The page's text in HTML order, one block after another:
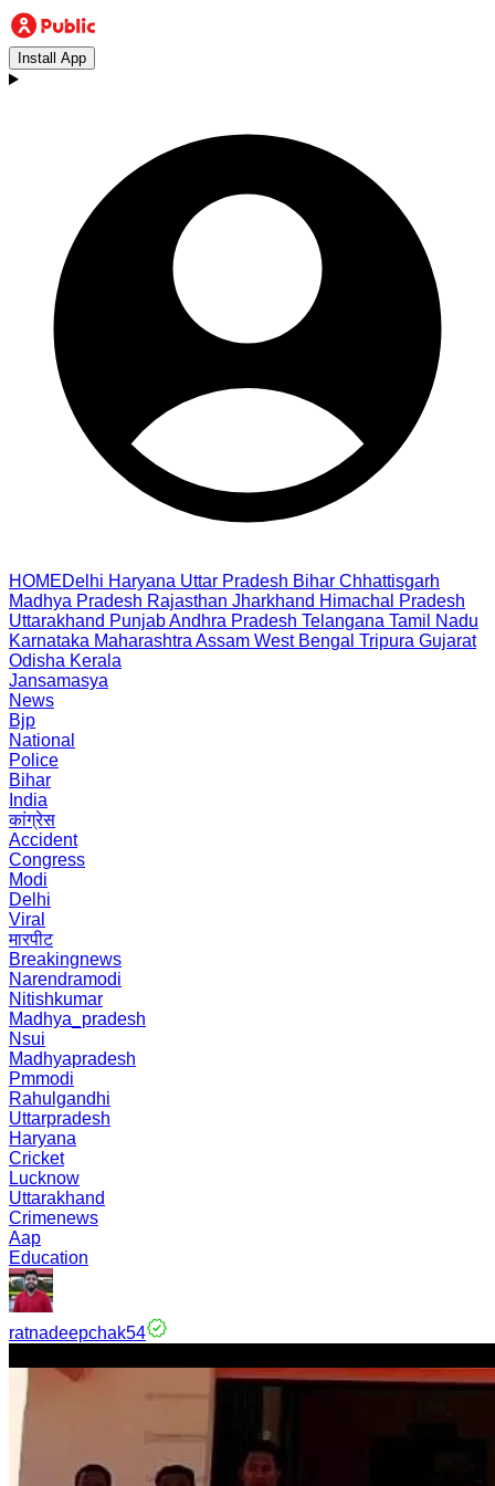
Install App
HOMEDelhi Haryana Uttar Pradesh Bihar Chhattisgarh
Madhya Pradesh Rajasthan Jharkhand Himachal Pradesh
Uttarakhand PunjabAndhra Pradesh Telangana Tamil Nadu
Karnataka Maharashtra Assam West Bengal Tripura Gujarat
Odisha Kerala
Jansamasya
News
Bjp
National
Police
Bihar
India
कांग्रेस
Accident
Congress
Modi
Delhi
Viral
मारपीट
Breakingnews
Narendramodi
Nitishkumar
Madhya_pradesh
Nsui
Madhyapradesh
Pmmodi
Rahulgandhi
Uttarpradesh
Haryana
Cricket
Lucknow
Uttarakhand
Crimenews
Aap
Education
ratnadeepchak54